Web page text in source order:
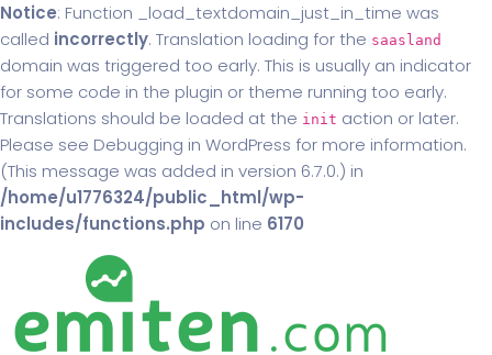
Notice: Function _load_textdomain_just_in_time was
called incorrectly. Translation loading for the saasland
domain was triggered too early. This is usually an indicator
for some code in the plugin or theme running too early.
Translations should be loaded at the init action or later.
Please see Debugging in WordPress for more information.
(This message was added in version 6.7.0.) in
/home/u1776324/public_html/wp-
includes/functions.php on line 6170